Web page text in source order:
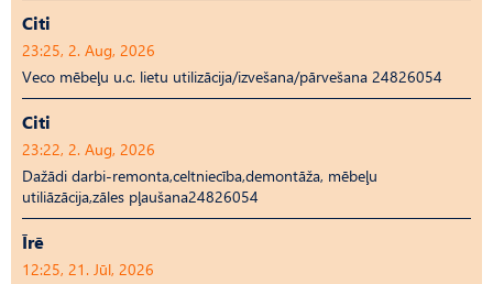
Citi
23:25, 2. Aug, 2026
Veco mēbeļu u.c. lietu utilizācija/izvešana/pārvešana 24826054
Citi
23:22, 2. Aug, 2026
Dažādi darbi-remonta,celtniecība,demontāža, mēbeļu
utiliāzācija,zāles pļaušana24826054
Īrē
12:25, 21. Jūl, 2026